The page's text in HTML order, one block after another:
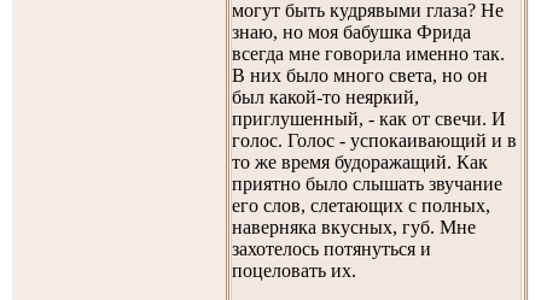
могут быть кудрявыми глаза? Не
знаю, но моя бабушка Фрида
всегда мне говорила именно так.
В них было много света, но он
был какой-то неяркий,
приглушенный, - как от свечи. И
голос. Голос - успокаивающий и в
то же время будоражащий. Как
приятно было слышать звучание
его слов, слетающих с полных,
наверняка вкусных, губ. Мне
захотелось потянуться и
поцеловать их.